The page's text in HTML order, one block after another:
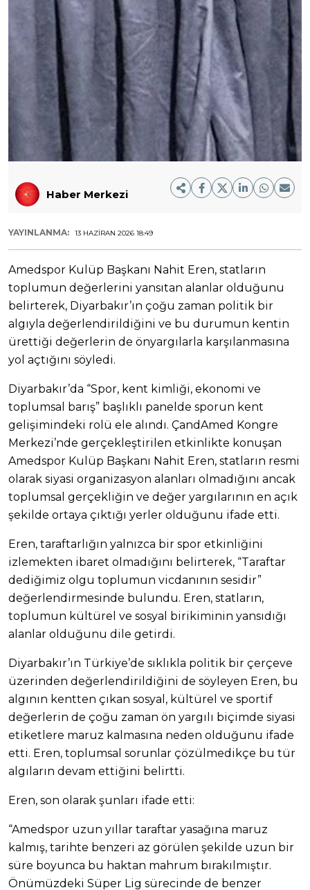
Haber Merkezi
YAYINLANMA: 13 HAZIRAN 2026 18:49
Amedspor Kulüp Başkanı Nahit Eren, statların
toplumun değerlerini yansıtan alanlar olduğunu
belirterek, Diyarbakır’ın çoğu zaman politik bir
algıyla değerlendirildiğini ve bu durumun kentin
ürettiği değerlerin de önyargılarla karşılanmasına
yol açtığını söyledi.
Diyarbakır’da “Spor, kent kimliği, ekonomi ve
toplumsal barış” başlıklı panelde sporun kent
gelişimindeki rolü ele alındı. ÇandAmed Kongre
Merkezi’nde gerçekleştirilen etkinlikte konuşan
Amedspor Kulüp Başkanı Nahit Eren, statların resmi
olarak siyasi organizasyon alanları olmadığını ancak
toplumsal gerçekliğin ve değer yargılarının en açık
şekilde ortaya çıktığı yerler olduğunu ifade etti.
Eren, taraftarlığın yalnızca bir spor etkinliğini
izlemekten ibaret olmadığını belirterek, “Taraftar
dediğimiz olgu toplumun vicdanının sesidir”
değerlendirmesinde bulundu. Eren, statların,
toplumun kültürel ve sosyal birikiminin yansıdığı
alanlar olduğunu dile getirdi.
Diyarbakır’ın Türkiye’de sıklıkla politik bir çerçeve
üzerinden değerlendirildiğini de söyleyen Eren, bu
algının kentten çıkan sosyal, kültürel ve sportif
değerlerin de çoğu zaman ön yargılı biçimde siyasi
etiketlere maruz kalmasına neden olduğunu ifade
etti. Eren, toplumsal sorunlar çözülmedikçe bu tür
algıların devam ettiğini belirtti.
Eren, son olarak şunları ifade etti:
“Amedspor uzun yıllar taraftar yasağına maruz
kalmış, tarihte benzeri az görülen şekilde uzun bir
süre boyunca bu haktan mahrum bırakılmıştır.
Önümüzdeki Süper Lig sürecinde de benzer